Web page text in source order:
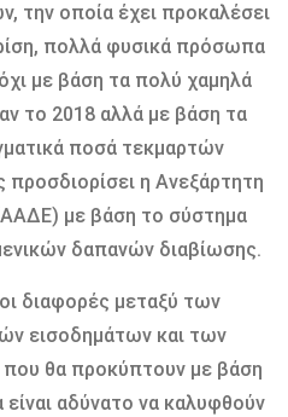
την οποία έχει προκαλέσει
πολλά φυσικά πρόσωπα
με βάση τα πολύ χαμηλά
το 2018 αλλά με βάση τα
ποσά τεκμαρτών
η Ανεξάρτητη
με βάση το σύστημα
δαπανών διαβίωσης.
διαφορές μεταξύ των
εισοδημάτων και των
θα προκύπτουν με βάση
αδύνατο να καλυφθούν